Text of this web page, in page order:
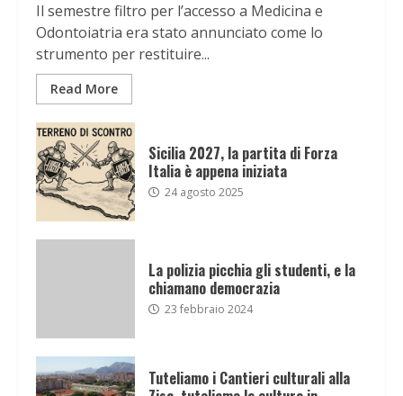
Il semestre filtro per l’accesso a Medicina e
Odontoiatria era stato annunciato come lo
strumento per restituire...
Read More
Sicilia 2027, la partita di Forza
Italia è appena iniziata
24 agosto 2025
La polizia picchia gli studenti, e la
chiamano democrazia
23 febbraio 2024
Tuteliamo i Cantieri culturali alla